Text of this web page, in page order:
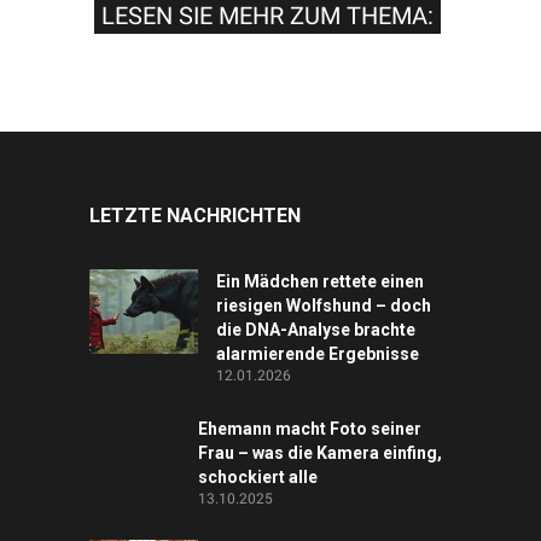
LESEN SIE MEHR ZUM THEMA:
LETZTE NACHRICHTEN
Ein Mädchen rettete einen
riesigen Wolfshund – doch
die DNA-Analyse brachte
alarmierende Ergebnisse
12.01.2026
Ehemann macht Foto seiner
Frau – was die Kamera einfing,
schockiert alle
13.10.2025